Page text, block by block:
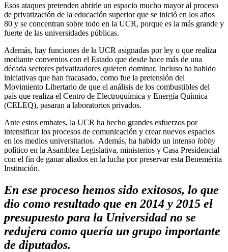
Esos ataques pretenden abrirle un espacio mucho mayor al proceso
de privatización de la educación superior que se inició en los años
80 y se concentran sobre todo en la UCR, porque es la más grande y
fuerte de las universidades públicas.
Además, hay funciones de la UCR asignadas por ley o que realiza
mediante convenios con el Estado que desde hace más de una
década sectores privatizadores quieren dominar. Incluso ha habido
iniciativas que han fracasado, como fue la pretensión del
Movimiento Libertario de que el análisis de los combustibles del
país que realiza el Centro de Electroquímica y Energía Química
(CELEQ), pasaran a laboratorios privados.
Ante estos embates, la UCR ha hecho grandes esfuerzos por
intensificar los procesos de comunicación y crear nuevos espacios
en los medios universitarios. Además, ha habido un intenso lobby
político en la Asamblea Legislativa, ministerios y Casa Presidencial
con el fin de ganar aliados en la lucha por preservar esta Benemérita
Institución.
En ese proceso hemos sido exitosos, lo que
dio como resultado que en 2014 y 2015 el
presupuesto para la Universidad no se
redujera como quería un grupo importante
de diputados.